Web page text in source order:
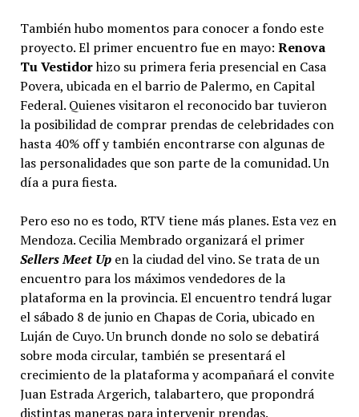
También hubo momentos para conocer a fondo este
proyecto. El primer encuentro fue en mayo: Renova
Tu Vestidorhizo su primera feria presencial en Casa
Povera, ubicada en el barrio de Palermo, en Capital
Federal. Quienes visitaron el reconocido bar tuvieron
la posibilidad de comprar prendas de celebridades con
hasta 40% off y también encontrarse con algunas de
las personalidades que son parte de la comunidad. Un
día a pura fiesta.
Pero eso no es todo, RTV tiene más planes. Esta vez en
Mendoza. Cecilia Membrado organizará el primer
Sellers Meet Up en la ciudad del vino. Se trata de un
encuentro para los máximos vendedores de la
plataforma en la provincia. El encuentro tendrá lugar
el sábado 8 de junio en Chapas de Coria, ubicado en
Luján de Cuyo. Un brunch donde no solo se debatirá
sobre moda circular, también se presentará el
crecimiento de la plataforma y acompañará el convite
Juan Estrada Argerich, talabartero, que propondrá
distintas maneras para intervenir prendas.